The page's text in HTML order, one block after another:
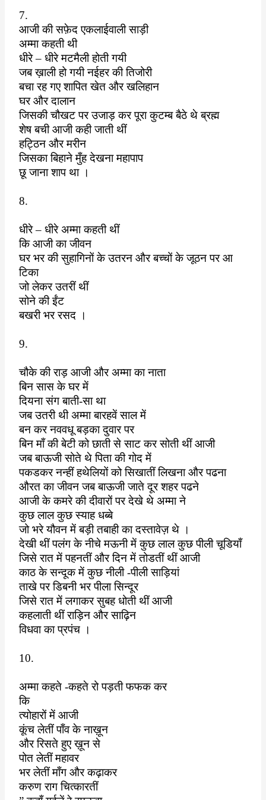
7.
आजी की सफ़ेद एकलाईवाली साड़ी
अम्मा कहती थी
धीरे – धीरे मटमैली होती गयी
जब ख़ाली हो गयी नईहर की तिजोरी
बचा रह गए शापित खेत और खलिहान
घर और दालान
जिसकी चौखट पर उजाड़ कर पूरा कुटम्ब बैठे थे ब्रह्म
शेष बची आजी कही जाती थीं
हट्ठिन और मरीन
जिसका बिहाने मुँह देखना महापाप
छू जाना शाप था ।
8.
धीरे – धीरे अम्मा कहती थीं
कि आजी का जीवन
घर भर की सुहागिनों के उतरन और बच्चों के जूठन पर आ
टिका
जो लेकर उतरीं थीं
सोने की ईंट
बखरी भर रसद ।
9.
चौके की राड़ आजी और अम्मा का नाता
बिन सास के घर में
दियना संग बाती-सा था
जब उतरी थी अम्मा बारहवें साल में
बन कर नववधू बड़का दुवार पर
बिन माँ की बेटी को छाती से साट कर सोती थीं आजी
जब बाऊजी सोते थे पिता की गोद में
पकडकर नन्हीं हथेलियों को सिखातीं लिखना और पढना
औरत का जीवन जब बाऊजी जाते दूर शहर पढने
आजी के कमरे की दीवारों पर देखे थे अम्मा ने
कुछ लाल कुछ स्याह धब्बे
जो भरे यौवन में बड़ी तबाही का दस्तावेज़ थे ।
देखी थीं पलंग के नीचे मऊनी में कुछ लाल कुछ पीली चूडियाँ
जिसे रात में पहनतीं और दिन में तोडतीं थीं आजी
काठ के सन्दूक में कुछ नीली -पीली साड़ियां
ताखे पर डिबनी भर पीला सिन्दूर
जिसे रात में लगाकर सुबह धोती थीं आजी
कहलाती थीं राड़िन और साढ़िन
विधवा का प्रपंच ।
10.
अम्मा कहते -कहते रो पड़ती फफक कर
कि
त्योहारों में आजी
कूंच लेतीं पाँव के नाख़ून
और रिसते हुए ख़ून से
पोत लेतीं महावर
भर लेतीं माँग और कढ़ाकर
करुण राग चित्कारतीं